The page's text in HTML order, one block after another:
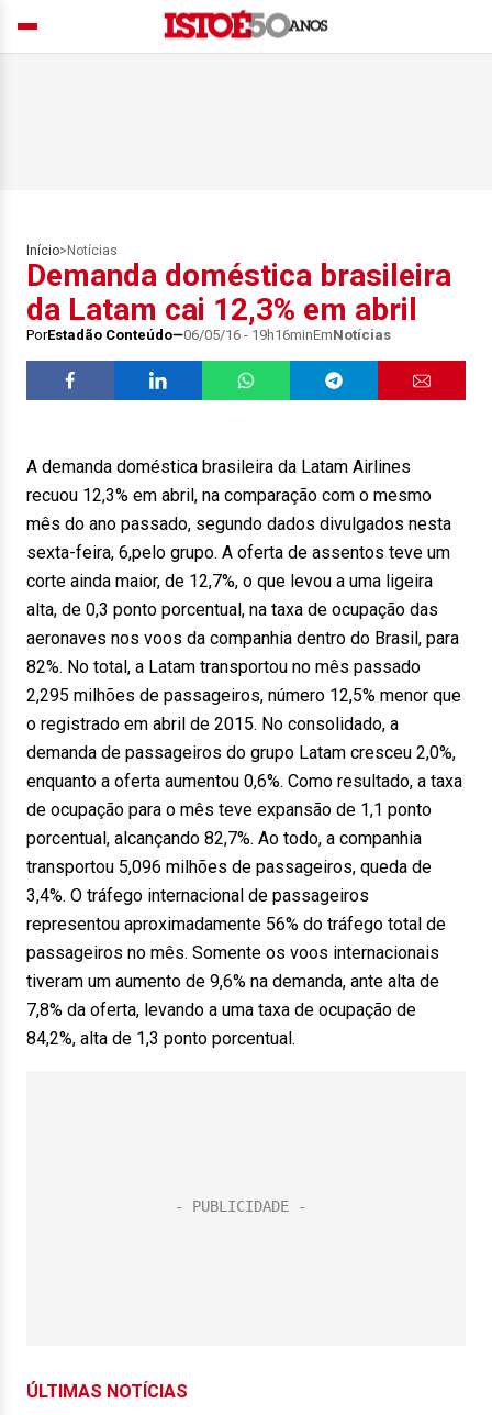
Início> Notícias
Demanda doméstica brasileira
da Latam cai 12,3% em abril
PorEstadão Conteúdo 06/05/16 - 19h16minEmNotícias
A demanda doméstica brasileira da Latam Airlines
recuou 12,3% em abril, na comparação com o mesmo
mês do ano passado, segundo dados divulgados nesta
sexta-feira, 6,pelo grupo. A oferta de assentos teve um
corte ainda maior, de 12,7%, o que levou a uma ligeira
alta, de 0,3 ponto porcentual, na taxa de ocupação das
aeronaves nos voos da companhia dentro do Brasil, para
82%. No total, a Latam transportou no mês passado
2,295 milhões de passageiros, número 12,5% menor que
o registrado em abril de 2015. No consolidado, a
demanda de passageiros do grupo Latam cresceu 2,0%,
enquanto a oferta aumentou 0,6%. Como resultado, a taxa
de ocupação para o mês teve expansão de 1,1 ponto
porcentual, alcançando 82,7%. Ao todo, a companhia
transportou 5,096 milhões de passageiros, queda de
3,4%. O tráfego internacional de passageiros
representou aproximadamente 56% do tráfego total de
passageiros no mês. Somente os voos internacionais
tiveram um aumento de 9,6% na demanda, ante alta de
7,8% da oferta, levando a uma taxa de ocupação de
84,2%, alta de 1,3 ponto porcentual.